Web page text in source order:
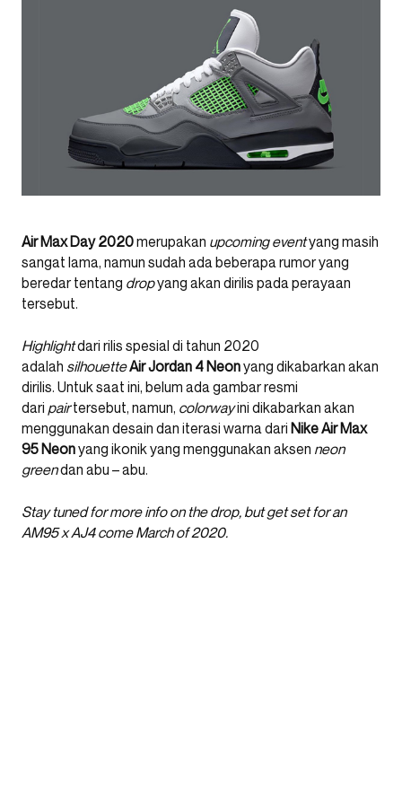
Air Max Day 2020merupakan upcoming eventyang masih
sangat lama, namun sudah ada beberapa rumor yang
beredar tentang dropyang akan dirilis pada perayaan
tersebut.
Highlightdari rilis spesial di tahun 2020
adalah silhouetteAir Jordan 4 Neonyang dikabarkan akan
dirilis. Untuk saat ini, belum ada gambar resmi
dari pairtersebut, namun, colorwayini dikabarkan akan
menggunakan desain dan iterasi warna dari Nike Air Max
95 Neonyang ikonik yang menggunakan aksen neon
greendan abu – abu.
Stay tuned for more info on the drop, but get set for an
AM95 x AJ4 come March of 2020.